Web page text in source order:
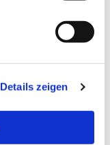
Details zeigen